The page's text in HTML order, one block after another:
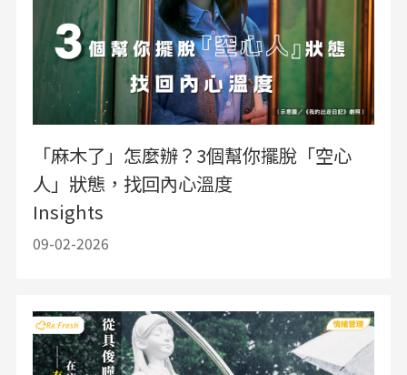
「麻木了」怎麼辦？3個幫你擺脫「空心
人」狀態，找回內心溫度
Insights
09-02-2026